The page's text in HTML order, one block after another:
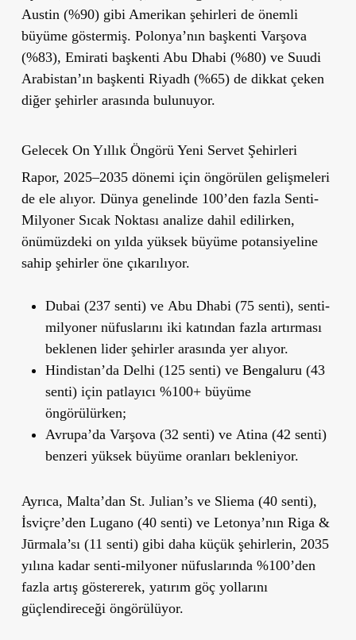
Austin (%90) gibi Amerikan şehirleri de önemli
büyüme göstermiş. Polonya’nın başkenti Varşova
(%83), Emirati başkenti Abu Dhabi (%80) ve Suudi
Arabistan’ın başkenti Riyadh (%65) de dikkat çeken
diğer şehirler arasında bulunuyor.
Gelecek On Yıllık Öngörü Yeni Servet Şehirleri
Rapor, 2025–2035 dönemi için öngörülen gelişmeleri
de ele alıyor. Dünya genelinde 100’den fazla Senti-
Milyoner Sıcak Noktası analize dahil edilirken,
önümüzdeki on yılda yüksek büyüme potansiyeline
sahip şehirler öne çıkarılıyor.
Dubai(237 senti) ve Abu Dhabi(75 senti), senti-
milyoner nüfuslarını iki katından fazla artırması
beklenen lider şehirler arasında yer alıyor.
Hindistan’da Delhi(125 senti) veBengaluru (43
senti) için patlayıcı %100+ büyüme
öngörülürken;
Avrupa’da Varşova(32 senti) ve Atina(42 senti)
benzeri yüksek büyüme oranları bekleniyor.
Ayrıca, Malta’dan St. Julian’s ve Sliema (40 senti),
İsviçre’den Lugano (40 senti) ve Letonya’nın Riga &
Jūrmala’sı (11 senti) gibi daha küçük şehirlerin, 2035
yılına kadar senti-milyoner nüfuslarında %100’den
fazla artış göstererek, yatırım göç yollarını
güçlendireceği öngörülüyor.